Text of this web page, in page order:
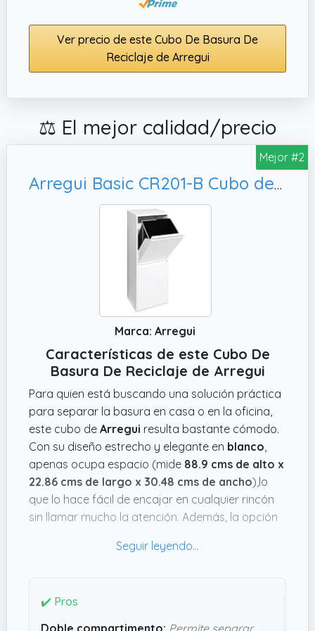
Ver precio de este Cubo De Basura De
Reciclaje de Arregui
⚖️ El mejor calidad/precio
Mejor #2
Arregui Basic CR201-B Cubo de Basura y Reciclaje de Acero de 2 Compartimentos | 2x17 L (34 L) | Cubos de Basura de Cocina | Contenedores de Reciclaje para Casa u Oficina | blanco
Marca: Arregui
Características de este Cubo De
Basura De Reciclaje de Arregui
Para quien está buscando una solución práctica
para separar la basura en casa o en la oficina,
este cubo de Arregui resulta bastante cómodo.
Con su diseño estrecho y elegante en blanco
apenas ocupa espacio (mide 88.9 cms de alto x
22.86 cms de largo x 30.48 cms de ancho),lo
que lo hace fácil de encajar en cualquier rincón
sin llamar mucho la atención. Además, la opción
los tornillos que trae me parece un plus para
Lo que me parece realmente práctico son las
✔️ Pros
Doble compartimento: Permite separar